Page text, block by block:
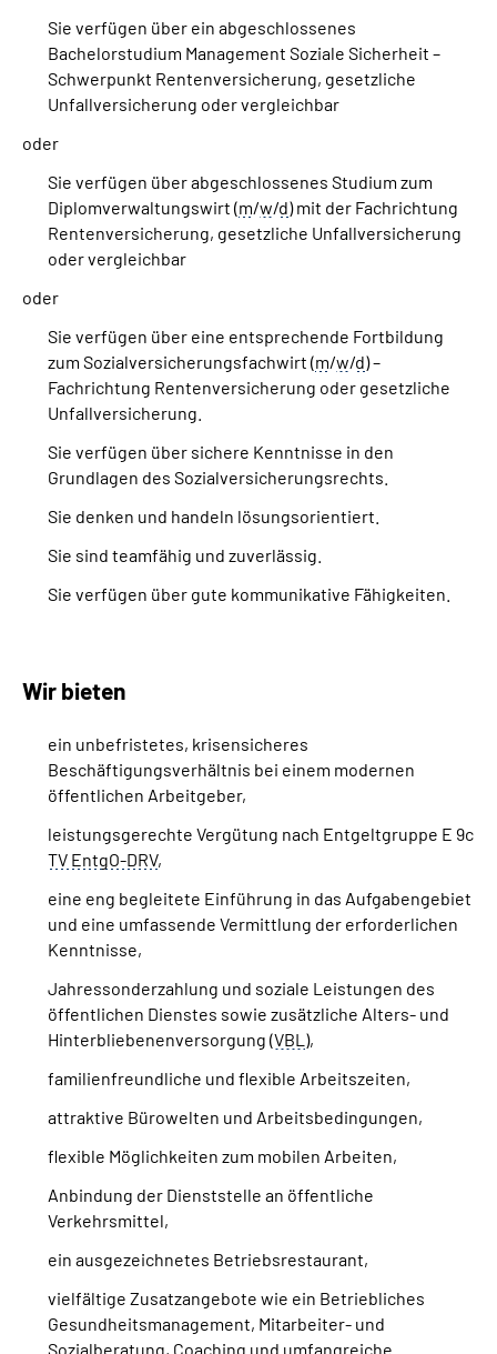
Sie verfügen über ein abgeschlossenes
Bachelorstudium Management Soziale Sicherheit –
Schwerpunkt Rentenversicherung, gesetzliche
Unfallversicherung oder vergleichbar
oder
Sie verfügen über abgeschlossenes Studium zum
Diplomverwaltungswirt (m/w/d) mit der Fachrichtung
Rentenversicherung, gesetzliche Unfallversicherung
oder vergleichbar
oder
Sie verfügen über eine entsprechende Fortbildung
zum Sozialversicherungsfachwirt (m/w/d) –
Fachrichtung Rentenversicherung oder gesetzliche
Unfallversicherung.
Sie verfügen über sichere Kenntnisse in den
Grundlagen des Sozialversicherungsrechts.
Sie denken und handeln lösungsorientiert.
Sie sind teamfähig und zuverlässig.
Sie verfügen über gute kommunikative Fähigkeiten.
Wir bieten
ein unbefristetes, krisensicheres
Beschäftigungsverhältnis bei einem modernen
öffentlichen Arbeitgeber,
leistungsgerechte Vergütung nach Entgeltgruppe E 9c
TV EntgO-DRV,
eine eng begleitete Einführung in das Aufgabengebiet
und eine umfassende Vermittlung der erforderlichen
Kenntnisse,
Jahressonderzahlung und soziale Leistungen des
öffentlichen Dienstes sowie zusätzliche Alters- und
Hinterbliebenenversorgung (VBL ),
familienfreundliche und flexible Arbeitszeiten,
attraktive Bürowelten und Arbeitsbedingungen,
flexible Möglichkeiten zum mobilen Arbeiten,
Anbindung der Dienststelle an öffentliche
Verkehrsmittel,
ein ausgezeichnetes Betriebsrestaurant,
vielfältige Zusatzangebote wie ein Betriebliches
Gesundheitsmanagement, Mitarbeiter- und
Sozialberatung, Coaching und umfangreiche